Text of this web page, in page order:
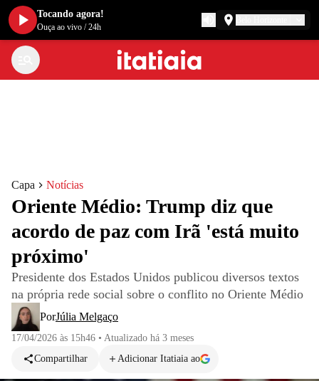
Capa Notícias
Oriente Médio: Trump diz que
acordo de paz com Irã 'está muito
próximo'
Presidente dos Estados Unidos publicou diversos textos
na própria rede social sobre o conflito no Oriente Médio
PorJúlia Melgaço
17/04/2026 às 15h46 • Atualizado há 3 meses
Compartilhar
Adicionar Itatiaia ao
Tocando agora!
Ouça ao vivo /24h